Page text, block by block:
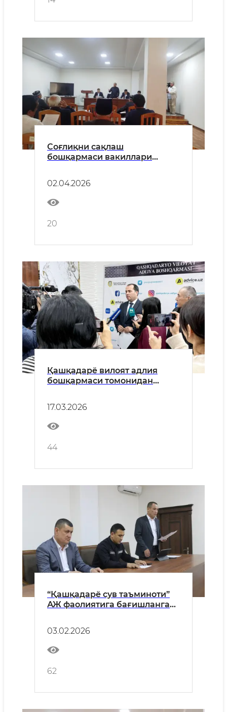
Соғлиқни сақлаш
бошқармаси вакиллари
02.04.2026
20
Қашқадарё вилоят адлия
бошқармаси томонидан
17.03.2026
44
“Қашқадарё сув таъминоти”
АЖ фаолиятига бағишланган
03.02.2026
62